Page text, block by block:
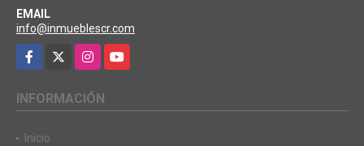
EMAIL
info@inmueblescr.com
Facebook
InstagramYouTube
INFORMACIÓN
Inicio